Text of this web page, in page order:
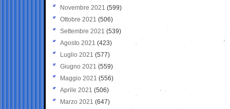
Novembre 2021 (599)
Ottobre 2021 (506)
Settembre 2021 (539)
Agosto 2021 (423)
Luglio 2021 (577)
Giugno 2021(559)
Maggio 2021 (556)
Aprile 2021 (506)
Marzo 2021 (647)